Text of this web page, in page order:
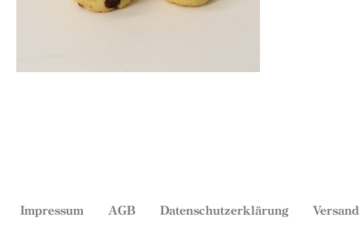
Impressum AGB Datenschutzerklärung Versand